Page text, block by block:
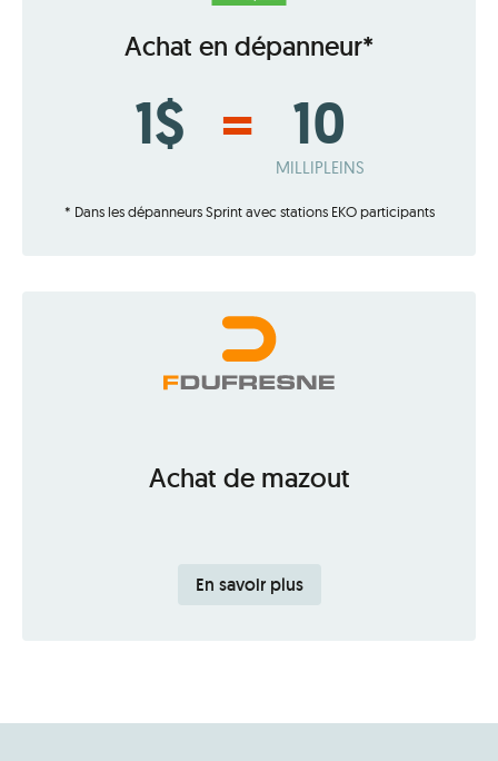
Achat en dépanneur*
1$ = 10
MILLIPLEINS
* Dans les dépanneurs Sprint avec stations EKO participants
Achat de mazout
En savoir plus